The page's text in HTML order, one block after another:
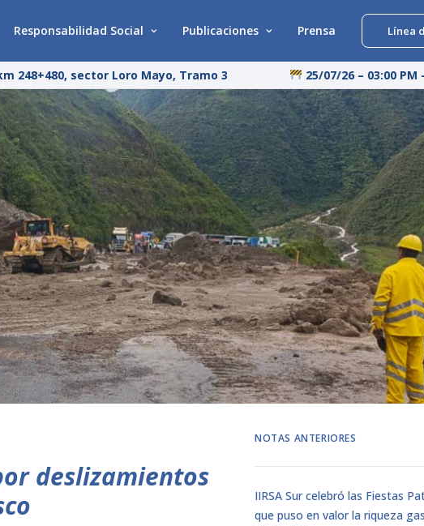
Responsabilidad Social Publicaciones Prensa Línea
sector Loro Mayo, Tramo 3 25/07/26 – 03:00 PM
deslizamientos
NOTAS ANTERIORES
IIRSA Sur celebró las Fiestas
que puso en valor la riqueza